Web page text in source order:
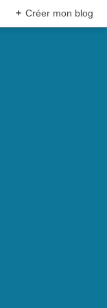
+ Créer mon blog